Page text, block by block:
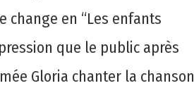
change en “Les enfants
que le public après
Gloria chanter la chanson